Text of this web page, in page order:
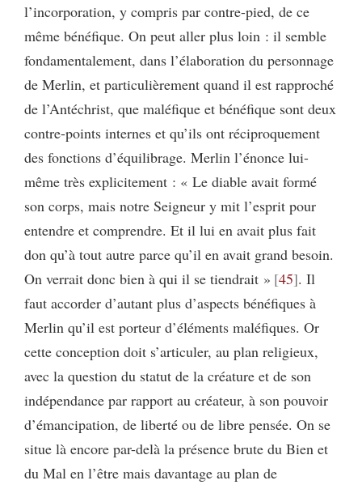
l’incorporation, y compris par contre-pied, de ce
même bénéfique. On peut aller plus loin : il semble
fondamentalement, dans l’élaboration du personnage
de Merlin, et particulièrement quand il est rapproché
de l’Antéchrist, que maléfique et bénéfique sont deux
contre-points internes et qu’ils ont réciproquement
des fonctions d’équilibrage. Merlin l’énonce lui-
même très explicitement : « Le diable avait formé
son corps, mais notre Seigneur y mit l’esprit pour
entendre et comprendre. Et il lui en avait plus fait
don qu’à tout autre parce qu’il en avait grand besoin.
On verrait donc bien à qui il se tiendrait » 45 . Il
faut accorder d’autant plus d’aspects bénéfiques à
Merlin qu’il est porteur d’éléments maléfiques. Or
cette conception doit s’articuler, au plan religieux,
avec la question du statut de la créature et de son
indépendance par rapport au créateur, à son pouvoir
d’émancipation, de liberté ou de libre pensée. On se
situe là encore par-delà la présence brute du Bien et
du Mal en l’être mais davantage au plan de